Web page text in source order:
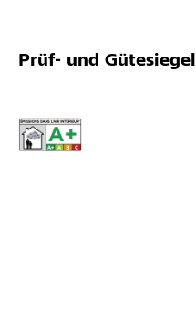
Prüf- und Gütesiegel